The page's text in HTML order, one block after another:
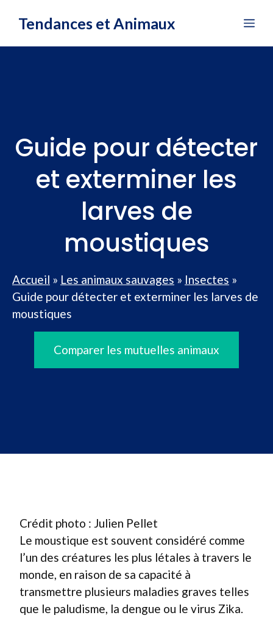
Tendances et Animaux
Guide pour détecter
et exterminer les
larves de
moustiques
Accueil » Les animaux sauvages » Insectes »
Guide pour détecter et exterminer les larves de
moustiques
Comparer les mutuelles animaux
Crédit photo : Julien Pellet
Le moustique est souvent considéré comme
l’un des créatures les plus létales à travers le
monde, en raison de sa capacité à
transmettre plusieurs maladies graves telles
que le paludisme, la dengue ou le virus Zika.